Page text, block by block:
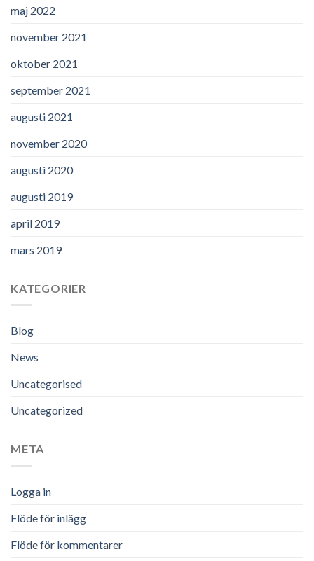
maj 2022
november 2021
oktober 2021
september 2021
augusti 2021
november 2020
augusti 2020
augusti 2019
april 2019
mars 2019
KATEGORIER
Blog
News
Uncategorised
Uncategorized
META
Logga in
Flöde för inlägg
Flöde för kommentarer